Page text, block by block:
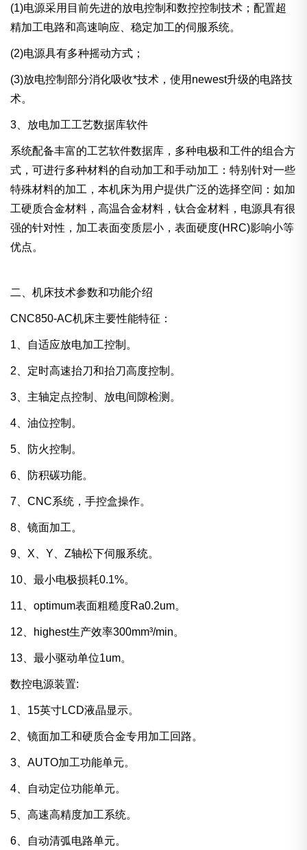
(1)电源采用目前先进的放电控制和数控控制技术；配置超
精加工电路和高速响应、稳定加工的伺服系统。
(2)电源具有多种摇动方式；
(3)放电控制部分消化吸收*技术，使用newest升级的电路技
术。
3、放电加工工艺数据库软件
系统配备丰富的工艺软件数据库，多种电极和工件的组合方
式，可进行多种材料的自动加工和手动加工：特别针对一些
特殊材料的加工，本机床为用户提供广泛的选择空间：如加
工硬质合金材料，高温合金材料，钛合金材料，电源具有很
强的针对性，加工表面变质层小，表面硬度(HRC)影响小等
优点。
二、机床技术参数和功能介绍
CNC850-AC机床主要性能特征：
1、自适应放电加工控制。
2、定时高速抬刀和抬刀高度控制。
3、主轴定点控制、放电间隙检测。
4、油位控制。
5、防火控制。
6、防积碳功能。
7、CNC系统，手控盒操作。
8、镜面加工。
9、X、Y、Z轴松下伺服系统。
10、最小电极损耗0.1%。
11、optimum表面粗糙度Ra0.2um。
12、highest生产效率300mm³/min。
13、最小驱动单位1um。
数控电源装置:
1、15英寸LCD液晶显示。
2、镜面加工和硬质合金专用加工回路。
3、AUTO加工功能单元。
4、自动定位功能单元。
5、高速高精度加工系统。
6、自动清弧电路单元。